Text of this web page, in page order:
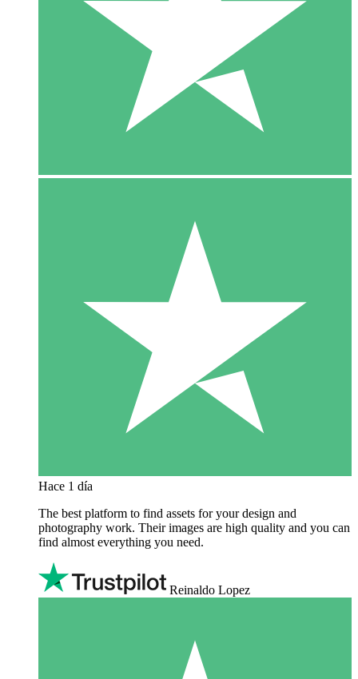
Hace 1 día
The best platform to find assets for your design and
photography work. Their images are high quality and you can
find almost everything you need.
Reinaldo Lopez